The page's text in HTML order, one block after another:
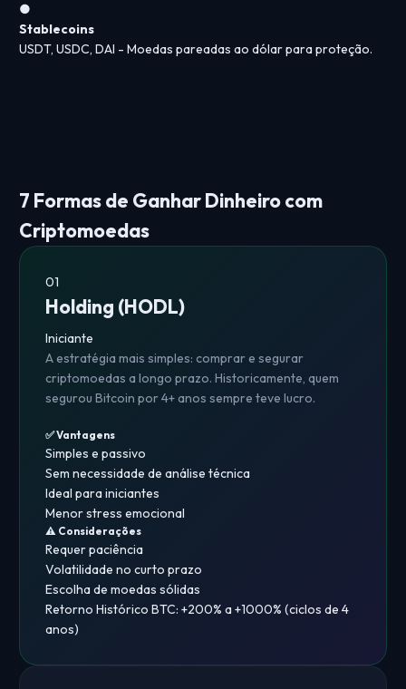
●
Stablecoins
USDT, USDC, DAI - Moedas pareadas ao dólar para proteção.
7 Formas de Ganhar Dinheiro com
Criptomoedas
01
Holding (HODL)
Iniciante
A estratégia mais simples: comprar e segurar
criptomoedas a longo prazo. Historicamente, quem
segurou Bitcoin por 4+ anos sempre teve lucro.
✅ Vantagens
Simples e passivo
Sem necessidade de análise técnica
Ideal para iniciantes
Menor stress emocional
⚠️ Considerações
Requer paciência
Volatilidade no curto prazo
Escolha de moedas sólidas
Retorno Histórico BTC: +200% a +1000% (ciclos de 4
anos)